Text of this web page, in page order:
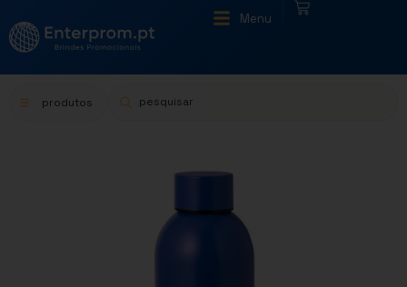
Menu
produtos